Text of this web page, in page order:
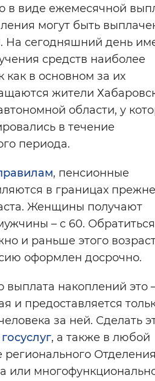
Остановить
стандартные настройки
в виде ежемесячной
могут быть
На сегодняшний день
средств наиболее
как в основном за их
жители
области, у
в течение
периода.
, пенсионные
в границах
Женщины получают
– с 60.
и раньше этого
оформлен досрочно.
выплата накоплений это
и предоставляется
за ней. Сделать
, а также в любой
регионального
или